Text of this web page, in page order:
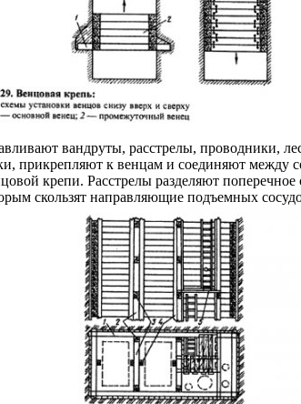
вандруты, расстрелы, проводники,
прикрепляют к венцам и соединяют между
крепи. Расстрелы разделяют
скользят направляющие подъемных